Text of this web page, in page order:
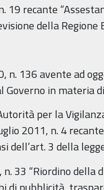
19 recante
della
n. 136 avente ad
Governo in materia
per la
2011, n. 4
dell’art. 3 della
n. 33 “Riordino